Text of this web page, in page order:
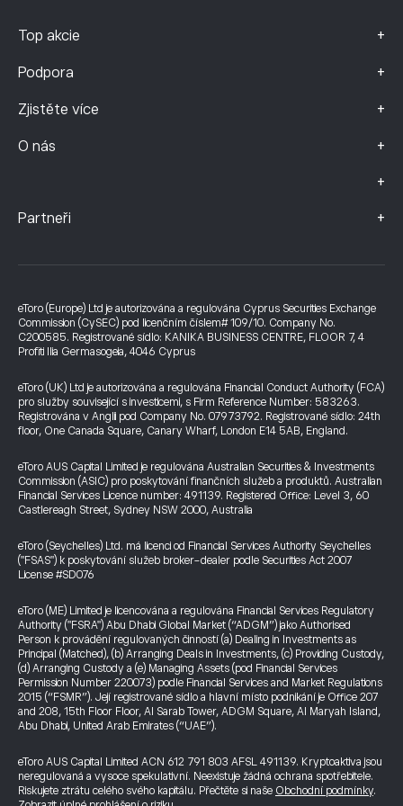
Top akcie +
Podpora +
Zjistěte více +
O nás +
+
Partneři +
eToro (Europe) Ltd je autorizována a regulována Cyprus Securities Exchange
Commission (CySEC) pod licenčním číslem# 109/10. Company No.
C200585. Registrované sídlo: KANIKA BUSINESS CENTRE, FLOOR 7, 4
Profiti Ilia Germasogeia, 4046 Cyprus
eToro (UK) Ltd je autorizována a regulována Financial Conduct Authority (FCA)
pro služby související s investicemi, s Firm Reference Number: 583263.
Registrována v Anglii pod Company No. 07973792. Registrované sídlo: 24th
floor, One Canada Square, Canary Wharf, London E14 5AB, England.
eToro AUS Capital Limited je regulována Australian Securities & Investments
Commission (ASIC) pro poskytování finančních služeb a produktů. Australian
Financial Services Licence number: 491139. Registered Office: Level 3, 60
Castlereagh Street, Sydney NSW 2000, Australia
eToro (Seychelles) Ltd. má licenci od Financial Services Authority Seychelles
("FSAS") k poskytování služeb broker-dealer podle Securities Act 2007
License #SD076
eToro (ME) Limited je licencována a regulována Financial Services Regulatory
Authority ("FSRA") Abu Dhabi Global Market (“ADGM”) jako Authorised
Person k provádění regulovaných činností (a) Dealing in Investments as
Principal (Matched), (b) Arranging Deals in Investments, (c) Providing Custody,
(d) Arranging Custody a (e) Managing Assets (pod Financial Services
Permission Number 220073) podle Financial Services and Market Regulations
2015 (“FSMR”). Její registrované sídlo a hlavní místo podnikání je Office 207
and 208, 15th Floor Floor, Al Sarab Tower, ADGM Square, Al Maryah Island,
Abu Dhabi, United Arab Emirates (“UAE”).
eToro AUS Capital Limited ACN 612 791 803 AFSL 491139. Kryptoaktiva jsou
neregulovaná a vysoce spekulativní. Neexistuje žádná ochrana spotřebitele.
Riskujete ztrátu celého svého kapitálu. Přečtěte si naše Obchodní podmínky.